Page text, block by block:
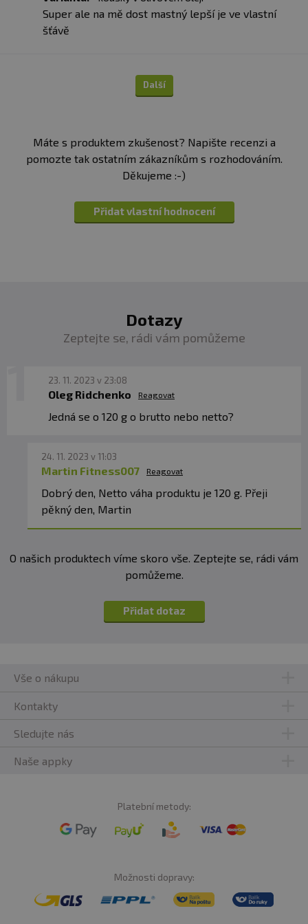
Super ale na mě dost mastný lepší je ve vlastní
šťávě
Další
Máte s produktem zkušenost? Napište recenzi a
pomozte tak ostatním zákazníkům s rozhodováním.
Děkujeme :-)
Přidat vlastní hodnocení
Dotazy
Zeptejte se, rádi vám pomůžeme
23. 11. 2023 v 23:08
Oleg Ridchenko Reagovat
Jedná se o 120 g o brutto nebo netto?
24. 11. 2023 v 11:03
Martin Fitness007 Reagovat
Dobrý den, Netto váha produktu je 120 g. Přeji
pěkný den, Martin
O našich produktech víme skoro vše. Zeptejte se, rádi vám
pomůžeme.
Přidat dotaz
Vše o nákupu
Kontakty
Sledujte nás
Naše appky
Platební metody:
Možnosti dopravy: